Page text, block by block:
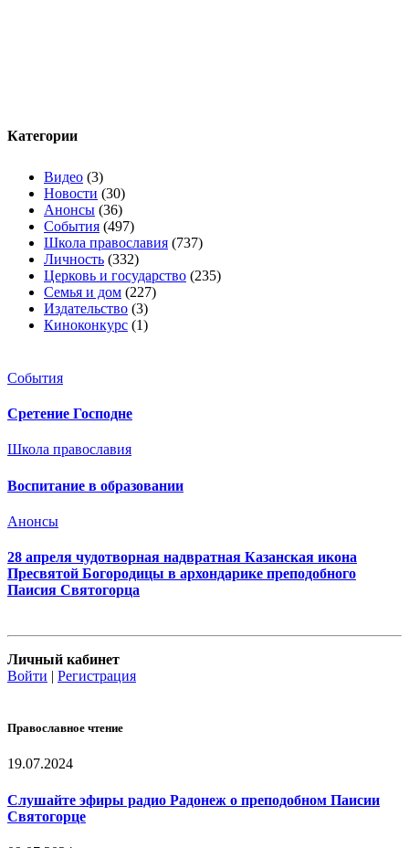
Категории
Видео (3)
Новости (30)
Анонсы (36)
События (497)
Школа православия (737)
Личность (332)
Церковь и государство (235)
Семья и дом (227)
Издательство (3)
Киноконкурс (1)
События
Сретение Господне
Школа православия
Воспитание в образовании
Анонсы
28 апреля чудотворная надвратная Казанская икона
Пресвятой Богородицы в архондарике преподобного
Паисия Святогорца
Личный кабинет
Войти | Регистрация
Православное чтение
19.07.2024
Слушайте эфиры радио Радонеж о преподобном Паисии
Святогорце